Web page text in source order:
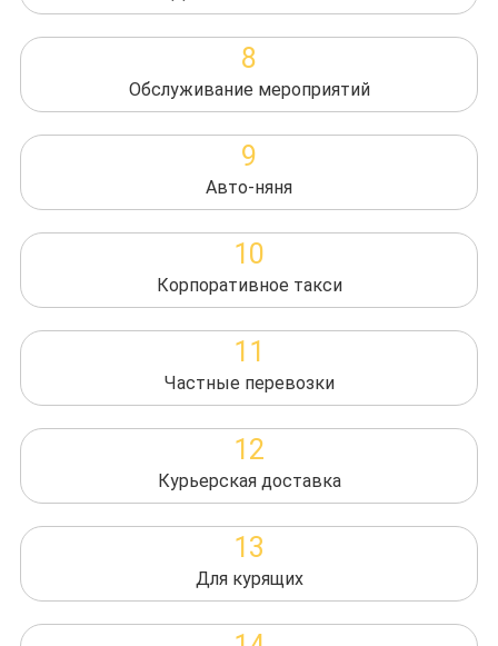
8
Обслуживание мероприятий
9
Авто-няня
10
Корпоративное такси
11
Частные перевозки
12
Курьерская доставка
13
Для курящих